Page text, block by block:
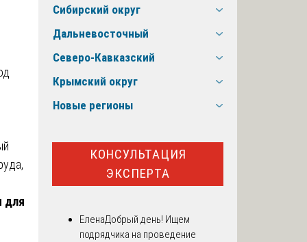
для
Сибирский округ
Дальневосточный
Северо-Кавказский
Крымский округ
Новые регионы
КОНСУЛЬТАЦИЯ
ЭКСПЕРТА
ЕленаДобрый день! Ищем
подрядчика на проведение